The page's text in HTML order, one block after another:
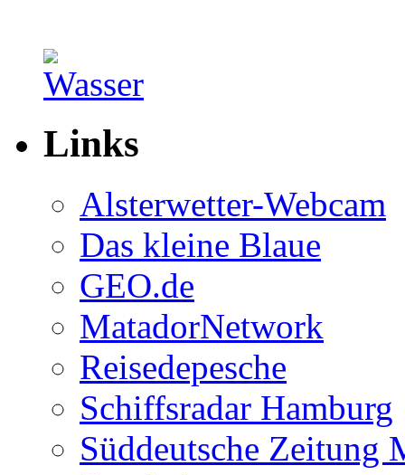
Links
Alsterwetter-Webcam
Das kleine Blaue
GEO.de
MatadorNetwork
Reisedepesche
Schiffsradar Hamburg
Süddeutsche Zeitung